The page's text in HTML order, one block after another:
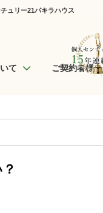
ュリー21パキラハウス
て ご契約者様へ